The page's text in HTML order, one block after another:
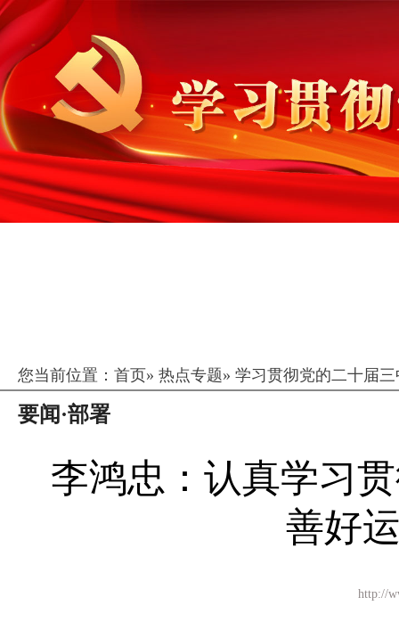
您当前位置： 首页» 热点专题» 学习贯彻党的二十届
要闻·部署
李鸿忠：认真学习
善好
http://